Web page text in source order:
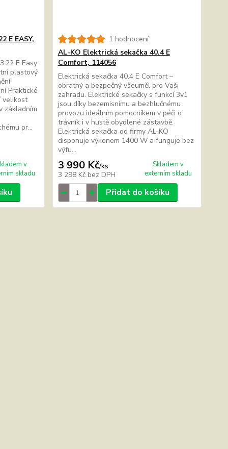
E EASY,
E Easy
plastový
Praktické
velikost
základním
pr...
v
skladu
1 hodnocení
AL-KO Elektrická sekačka 40.4 E
Comfort, 114056
Elektrická sekačka 40.4 E Comfort –
obratný a bezpečný všeuměl pro Vaši
zahradu. Elektrické sekačky s funkcí 3v1
jsou díky bezemisnímu a bezhlučnému
provozu ideálním pomocníkem v péči o
trávník i v hustě obydlené zástavbě.
Elektrická sekačka od firmy AL-KO
disponuje výkonem 1400 W a funguje bez
výfu...
3 990 Kč/ks
3 298 Kč bez DPH
Skladem v
externím skladu
Přidat do košíku